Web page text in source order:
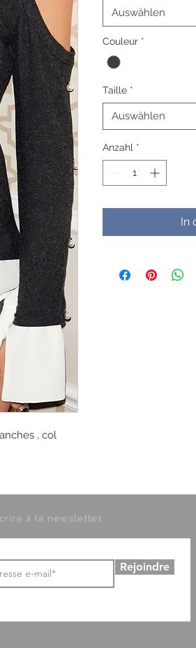
, col
Auswählen
Couleur *
Taille *
Auswählen
Anzahl *
In
à la newsletter
Rejoindre